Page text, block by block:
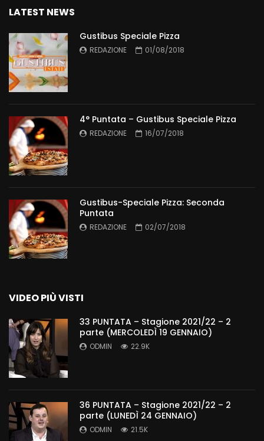
LATEST NEWS
Gustibus Speciale Pizza
REDAZIONE 01/08/2018
4° Puntata – Gustibus Speciale Pizza
REDAZIONE 16/07/2018
Gustibus-Speciale Pizza: Seconda
Puntata
REDAZIONE 02/07/2018
VIDEO PIÙ VISTI
33 PUNTATA – Stagione 2021/22 – 2
parte (MERCOLEDÌ 19 GENNAIO)
ODMIN 22.9K
36 PUNTATA – Stagione 2021/22 – 2
parte (LUNEDÌ 24 GENNAIO)
ODMIN 21.5K